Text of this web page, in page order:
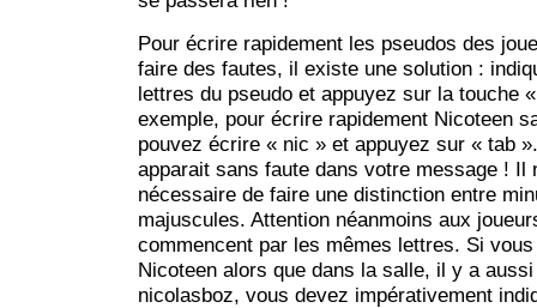
Pour écrire rapidement les pseudos des
faire des fautes, il existe une solution :
lettres du pseudo et appuyez sur la touche
exemple, pour écrire rapidement Nicoteen
pouvez écrire « nic » et appuyez sur « tab
apparait sans faute dans votre message ! Il
nécessaire de faire une distinction entre
majuscules. Attention néanmoins aux
commencent par les mêmes lettres. Si
Nicoteen alors que dans la salle, il y a
nicolasboz, vous devez impérativement